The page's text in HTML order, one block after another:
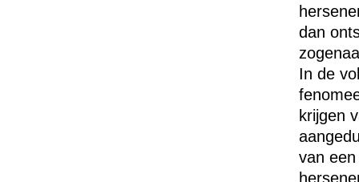
dan
In de
krijgen
van